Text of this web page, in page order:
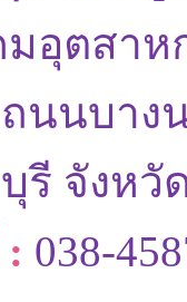
อุตสาห
นนบาง
รี จังห
038-